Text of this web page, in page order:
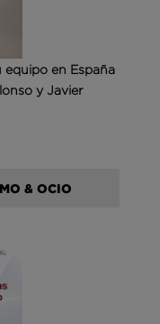
en España
y Javier
& OCIO